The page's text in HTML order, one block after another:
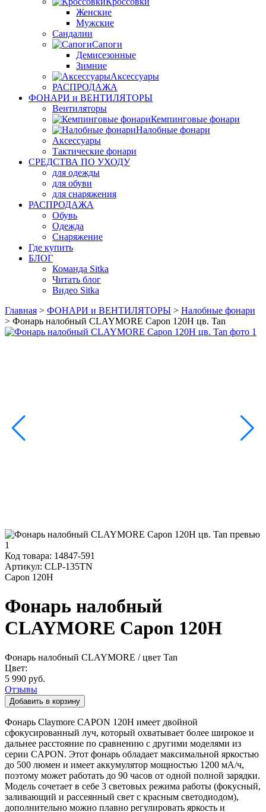
Женские
Мужские
Сандалии
Сапоги
Демисезонные
Зимние
Аксессуары
РАСПРОДАЖА
ФОНАРИ и ВЕНТИЛЯТОРЫ
Вентиляторы
Кемпинговые фонари
Налобные фонари
Аксессуары
Тактические фонари
СРЕДСТВА ПО УХОДУ
для одежды
для обуви
для снаряжения
РАСПРОДАЖА
Обувь
Одежда
Снаряжение
Где купить
БЛОГ
Команда Sitka
Читать блог
Видео Sitka
Главная > ФОНАРИ и ВЕНТИЛЯТОРЫ > Налобные фонари
> Фонарь налобный CLAYMORE Capon 120H цв. Tan
Код товара: 14847-591
Артикул: CLP-135TN
Capon 120H
Фонарь налобный
CLAYMORE Capon 120H
Фонарь налобный CLAYMORE / цвет Tan
Цвет:
5 990 руб.
Отзывы
Фонарь Claymore CAPON 120Н имеет двойной
сфокусированный луч, который охватывает более широкое и
дальнее расстояние по сравнению с другими моделями из
серии CAPON. Этот фонарь обладает максимальной яркостью
до 500 люмен и имеет аккумулятор мощностью 1200 мА/ч,
поэтому может работать до 90 часов от одной полной зарядки.
Модель сочетает в себе 3 световых режима работы (фокусный,
заливающий и рассеянный свет с красным светодиодом),
дополнительно можно плавно регулировать яркость и